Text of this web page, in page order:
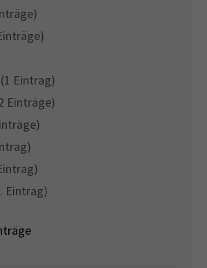
Eintrag)
Einträge)
Eintrag)